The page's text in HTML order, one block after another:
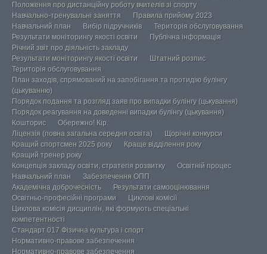
Положення про дистанційну роботу вчителів зі спорту
Навчально-тренувальні заняття
Правила прийому 2023
Навчальний план
Вибір підручників
Територія обслуговування
Результати моніторингу якості освіти
Публічна інформація
Річний звіт про діяльність закладу
Результати моніторингу якості освіти
Штатний розпис
Територія обслуговування
План заходів, спрямований на запобігання та протидію булінгу
(цькуванню)
Порядок подання та розгляд заяв про випадки булінгу (цькування)
Порядок реагування на доведенні випадки булінгу (цькування)
Кошторис
Обережно! Кір.
Ліцензія (повна загальна середня освіта)
Щорічні конкурси
Кращий спортсмен 2025 року
Краще відділення року
Кращий тренер року
Концепція закладу освіти, стратегія розвитку
Освітній процес
Навчальний план
Забезпечення ОПП
Академічна доброчесність
Результати самооцінювання
Освітньо-професійні програми
Циклові комісії
Циклова комісія дисциплін, які формують спеціальні
компетентності
Стандарт 017 Фізична культура і спорт
Нормативно-правове забезпечення
Нормативно-правове забезпечення